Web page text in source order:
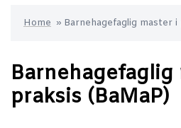
Home » Barnehagefaglig master i
praksis (BaMaP)